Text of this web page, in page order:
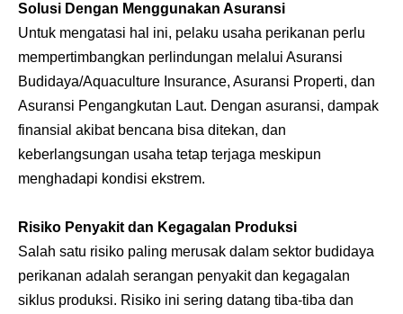
Solusi Dengan Menggunakan Asuransi
Untuk mengatasi hal ini, pelaku usaha perikanan perlu
mempertimbangkan perlindungan melalui Asuransi
Budidaya/Aquaculture Insurance, Asuransi Properti, dan
Asuransi Pengangkutan Laut. Dengan asuransi, dampak
finansial akibat bencana bisa ditekan, dan
keberlangsungan usaha tetap terjaga meskipun
menghadapi kondisi ekstrem.
Risiko Penyakit dan Kegagalan Produksi
Salah satu risiko paling merusak dalam sektor budidaya
perikanan adalah serangan penyakit dan kegagalan
siklus produksi. Risiko ini sering datang tiba-tiba dan